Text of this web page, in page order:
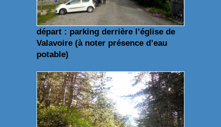
départ : parking derrière l’église de
Valavoire (à noter présence d’eau
potable)